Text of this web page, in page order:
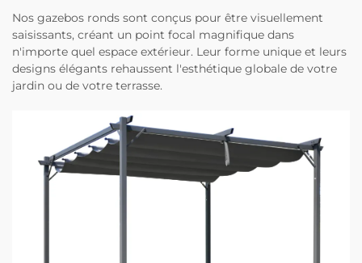
Nos gazebos ronds sont conçus pour être visuellement
saisissants, créant un point focal magnifique dans
n'importe quel espace extérieur. Leur forme unique et leurs
designs élégants rehaussent l'esthétique globale de votre
jardin ou de votre terrasse.